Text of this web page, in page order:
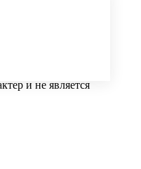
и не является